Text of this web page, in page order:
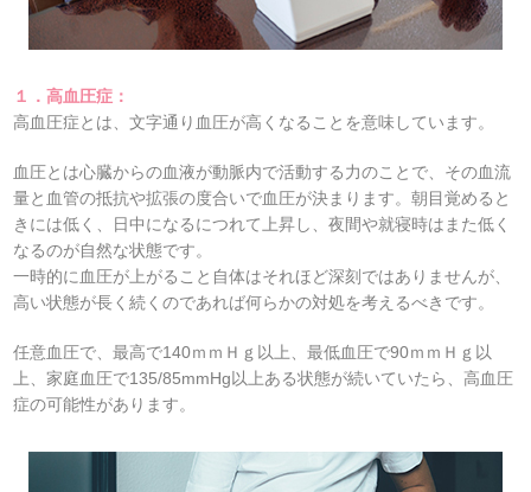
１．高血圧症：
高血圧症とは、文字通り血圧が高くなることを意味しています。
血圧とは心臓からの血液が動脈内で活動する力のことで、その血流
量と血管の抵抗や拡張の度合いで血圧が決まります。朝目覚めると
きには低く、日中になるにつれて上昇し、夜間や就寝時はまた低く
なるのが自然な状態です。
一時的に血圧が上がること自体はそれほど深刻ではありませんが、
高い状態が長く続くのであれば何らかの対処を考えるべきです。
任意血圧で、最高で140ｍｍＨｇ以上、最低血圧で90ｍｍＨｇ以
上、家庭血圧で135/85mmHg以上ある状態が続いていたら、高血圧
症の可能性があります。